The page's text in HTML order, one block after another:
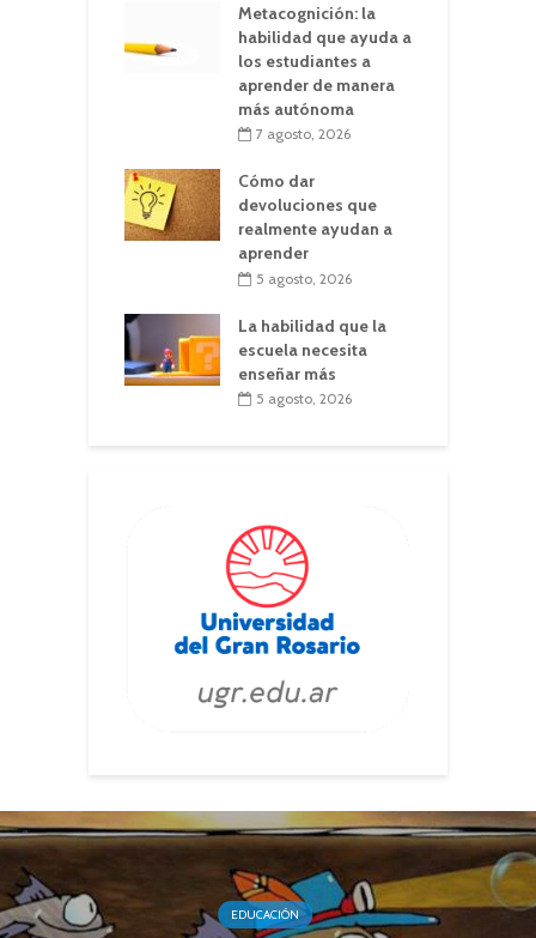
Metacognición: la
habilidad que ayuda a
los estudiantes a
aprender de manera
más autónoma
7 agosto, 2026
Cómo dar
devoluciones que
realmente ayudan a
aprender
5 agosto, 2026
La habilidad que la
escuela necesita
enseñar más
5 agosto, 2026
EDUCACIÓN